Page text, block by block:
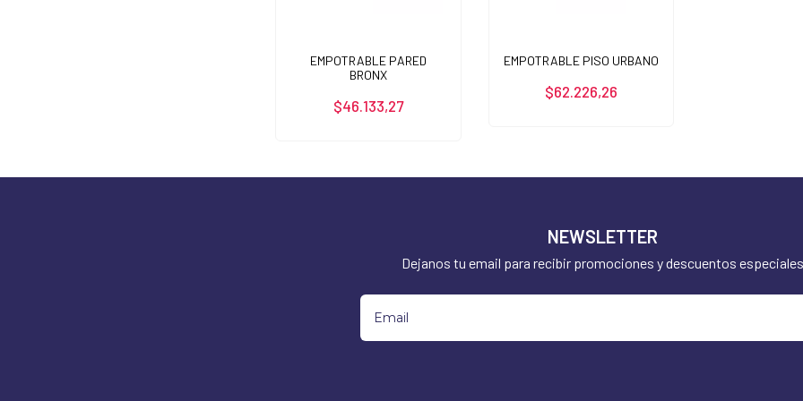
EMPOTRABLE PARED
BRONX
$46.133,27
EMPOTRABLE PISO URBANO
$62.226,26
NEWSLETTER
Dejanos tu email para recibir promociones y descuentos especiales